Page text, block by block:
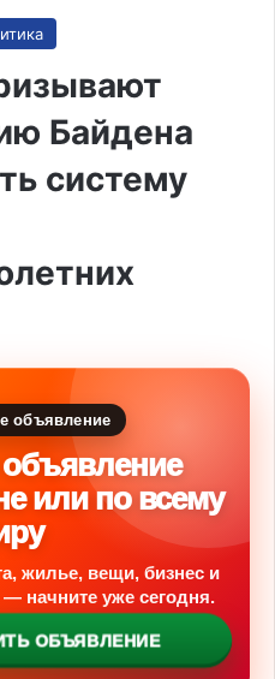
Байдена
систему
объявление
объявление
или по всему
жилье, вещи, бизнес и
начните уже сегодня.
ОБЪЯВЛЕНИЕ